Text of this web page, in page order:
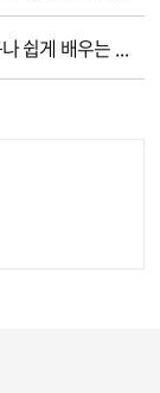
[모집] 나름청소년활동센터 "누구나 쉽게 배우는 청소년 코딩교실" 참여 청소년 모집